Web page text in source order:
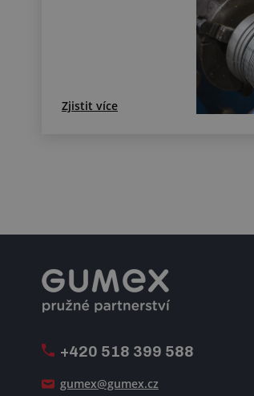
Zjistit více
+420 518 399 588
gumex@gumex.cz